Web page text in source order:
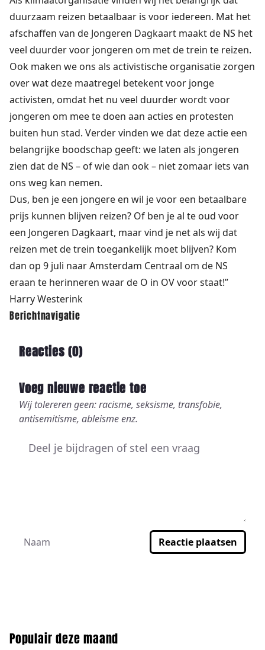
duurzaam reizen betaalbaar is voor iedereen. Mat het
afschaffen van de Jongeren Dagkaart maakt de NS het
veel duurder voor jongeren om met de trein te reizen.
Ook maken we ons als activistische organisatie zorgen
over wat deze maatregel betekent voor jonge
activisten, omdat het nu veel duurder wordt voor
jongeren om mee te doen aan acties en protesten
buiten hun stad. Verder vinden we dat deze actie een
belangrijke boodschap geeft: we laten als jongeren
zien dat de NS – of wie dan ook – niet zomaar iets van
ons weg kan nemen.
Dus, ben je een jongere en wil je voor een betaalbare
prijs kunnen blijven reizen? Of ben je al te oud voor
een Jongeren Dagkaart, maar vind je net als wij dat
reizen met de trein toegankelijk moet blijven? Kom
dan op 9 juli naar Amsterdam Centraal om de NS
eraan te herinneren waar de O in OV voor staat!”
Harry Westerink
Berichtnavigatie
Reacties (0)
Voeg nieuwe reactie toe
Wij tolereren geen: racisme, seksisme, transfobie,
antisemitisme, ableisme enz.
Reactie plaatsen
Populair deze maand